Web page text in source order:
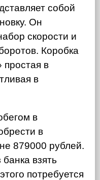
собой
Он
скорости и
Коробка
простая в
в
в
в
879000 рублей.
взять
потребуется